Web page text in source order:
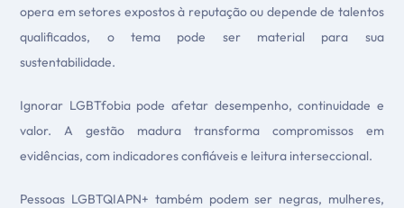
opera em setores expostos à reputação ou depende de talentos
qualificados, o tema pode ser material para sua
sustentabilidade.
Ignorar LGBTfobia pode afetar desempenho, continuidade e
valor. A gestão madura transforma compromissos em
evidências, com indicadores confiáveis e leitura interseccional.
Pessoas LGBTQIAPN+ também podem ser negras, mulheres,